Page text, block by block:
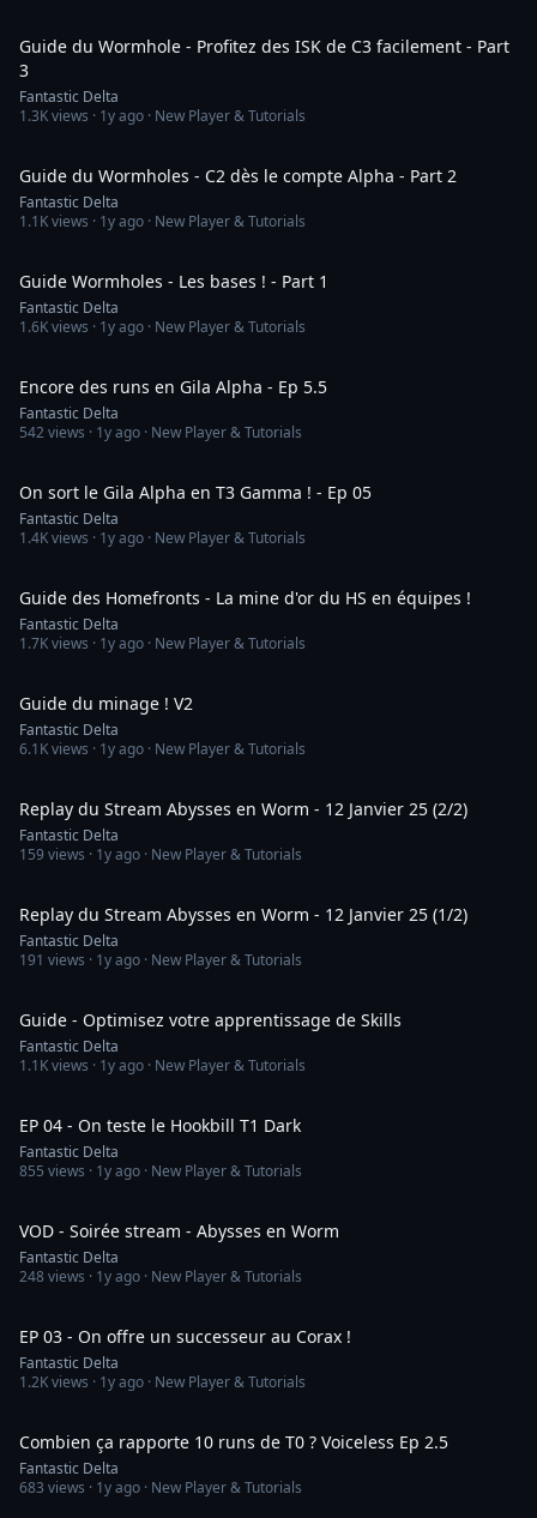
Guide du Wormhole - Profitez des ISK de C3 facilement - Part
3
Fantastic Delta
1.3Kviews · 1y ago · New Player & Tutorials
Guide du Wormholes - C2 dès le compte Alpha - Part 2
Fantastic Delta
1.1Kviews · 1y ago · New Player & Tutorials
Guide Wormholes - Les bases ! - Part 1
Fantastic Delta
1.6Kviews · 1y ago · New Player & Tutorials
Encore des runs en Gila Alpha - Ep 5.5
Fantastic Delta
542views · 1y ago · New Player & Tutorials
On sort le Gila Alpha en T3 Gamma ! - Ep 05
Fantastic Delta
1.4Kviews · 1y ago · New Player & Tutorials
Guide des Homefronts - La mine d'or du HS en équipes !
Fantastic Delta
1.7Kviews · 1y ago · New Player & Tutorials
Guide du minage ! V2
Fantastic Delta
6.1Kviews · 1y ago · New Player & Tutorials
Replay du Stream Abysses en Worm - 12 Janvier 25 (2/2)
Fantastic Delta
159views · 1y ago · New Player & Tutorials
Replay du Stream Abysses en Worm - 12 Janvier 25 (1/2)
Fantastic Delta
191 views · 1y ago · New Player & Tutorials
Guide - Optimisez votre apprentissage de Skills
Fantastic Delta
1.1Kviews · 1y ago · New Player & Tutorials
EP 04 - On teste le Hookbill T1 Dark
Fantastic Delta
855 views · 1y ago · New Player & Tutorials
VOD - Soirée stream - Abysses en Worm
Fantastic Delta
248views · 1y ago · New Player & Tutorials
EP 03 - On offre un successeur au Corax !
Fantastic Delta
1.2Kviews · 1y ago · New Player & Tutorials
Combien ça rapporte 10 runs de T0 ? Voiceless Ep 2.5
Fantastic Delta
683 views · 1y ago · New Player & Tutorials